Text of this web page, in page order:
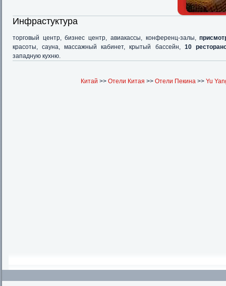
Инфрастуктура
торговый центр, бизнес центр, авиакассы, конференц-залы,
красоты, сауна, массажный кабинет, крытый бассейн, 10
западную кухню.
Китай >> Отели Китая >> Отели Пекина >> Yu